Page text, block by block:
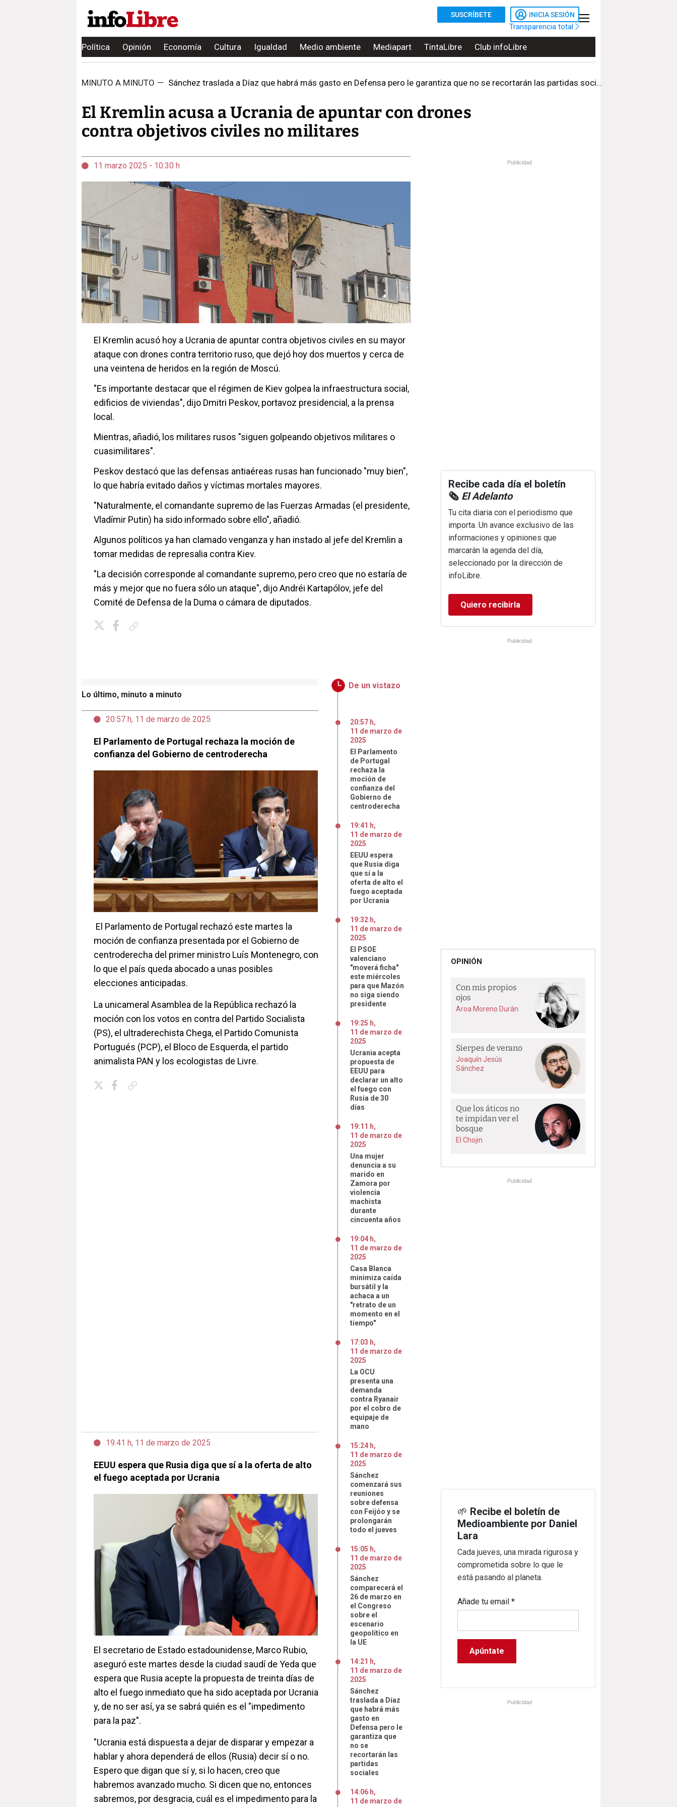
SUSCRÍBETE INICIA SESIÓN
Transparencia total
Política Opinión Economía Cultura Igualdad Medio ambiente Mediapart TintaLibre Club infoLibre
MINUTO A MINUTO — Sánchez traslada a Díaz que habrá más gasto en Defensa pero le garantiza que no se recortarán las partidas sociales
El Kremlin acusa a Ucrania de apuntar con drones
contra objetivos civiles no militares
11 marzo 2025 - 10:30 h
El Kremlin acusó hoy a Ucrania de apuntar contra objetivos civiles en su mayor
ataque con drones contra territorio ruso, que dejó hoy dos muertos y cerca de
una veintena de heridos en la región de Moscú.
"Es importante destacar que el régimen de Kiev golpea la infraestructura social,
edificios de viviendas", dijo Dmitri Peskov, portavoz presidencial, a la prensa
local.
Mientras, añadió, los militares rusos "siguen golpeando objetivos militares o
cuasimilitares".
Peskov destacó que las defensas antiaéreas rusas han funcionado "muy bien",
lo que habría evitado daños y víctimas mortales mayores.
"Naturalmente, el comandante supremo de las Fuerzas Armadas (el presidente,
Vladímir Putin) ha sido informado sobre ello", añadió.
Algunos políticos ya han clamado venganza y han instado al jefe del Kremlin a
tomar medidas de represalia contra Kiev.
"La decisión corresponde al comandante supremo, pero creo que no estaría de
más y mejor que no fuera sólo un ataque", dijo Andréi Kartapólov, jefe del
Comité de Defensa de la Duma o cámara de diputados.
Lo último, minuto a minuto
20:57 h, 11 de marzo de 2025
El Parlamento de Portugal rechaza la moción de
confianza del Gobierno de centroderecha
El Parlamento de Portugal rechazó este martes la
moción de confianza presentada por el Gobierno de
centroderecha del primer ministro Luís Montenegro, con
lo que el país queda abocado a unas posibles
elecciones anticipadas.
La unicameral Asamblea de la República rechazó la
moción con los votos en contra del Partido Socialista
(PS), el ultraderechista Chega, el Partido Comunista
Portugués (PCP), el Bloco de Esquerda, el partido
animalista PAN y los ecologistas de Livre.
19:41 h, 11 de marzo de 2025
EEUU espera que Rusia diga que sí a la oferta de alto
el fuego aceptada por Ucrania
El secretario de Estado estadounidense, Marco Rubio,
aseguró este martes desde la ciudad saudí de Yeda que
espera que Rusia acepte la propuesta de treinta días de
alto el fuego inmediato que ha sido aceptada por Ucrania
y, de no ser así, ya se sabrá quién es el "impedimento
para la paz".
"Ucrania está dispuesta a dejar de disparar y empezar a
hablar y ahora dependerá de ellos (Rusia) decir sí o no.
Espero que digan que sí y, si lo hacen, creo que
habremos avanzado mucho. Si dicen que no, entonces
sabremos, por desgracia, cuál es el impedimento para la
De un vistazo
20:57 h,
11 de marzo de
2025
El Parlamento
de Portugal
rechaza la
moción de
confianza del
Gobierno de
centroderecha
19:41 h,
11 de marzo de
2025
EEUU espera
que Rusia diga
que sí a la
oferta de alto el
fuego aceptada
por Ucrania
19:32 h,
11 de marzo de
2025
El PSOE
valenciano
"moverá ficha"
este miércoles
para que Mazón
no siga siendo
presidente
19:25 h,
11 de marzo de
2025
Ucrania acepta
propuesta de
EEUU para
declarar un alto
el fuego con
Rusia de 30
días
19:11 h,
11 de marzo de
2025
Una mujer
denuncia a su
marido en
Zamora por
violencia
machista
durante
cincuenta años
19:04 h,
11 de marzo de
2025
Casa Blanca
minimiza caída
bursátil y la
achaca a un
"retrato de un
momento en el
tiempo"
17:03 h,
11 de marzo de
2025
La OCU
presenta una
demanda
contra Ryanair
por el cobro de
equipaje de
mano
15:24 h,
11 de marzo de
2025
Sánchez
comenzará sus
reuniones
sobre defensa
con Feijóo y se
prolongarán
todo el jueves
15:05 h,
11 de marzo de
2025
Sánchez
comparecerá el
26 de marzo en
el Congreso
sobre el
escenario
geopolítico en
la UE
14:21 h,
11 de marzo de
2025
Sánchez
traslada a Díaz
que habrá más
gasto en
Defensa pero le
garantiza que
no se
recortarán las
partidas
sociales
14:06 h,
11 de marzo de
Publicidad
Recibe cada día el boletín
🗞️ El Adelanto
Tu cita diaria con el periodismo que
importa. Un avance exclusivo de las
informaciones y opiniones que
marcarán la agenda del día,
seleccionado por la dirección de
infoLibre.
Quiero recibirla
Publicidad
OPINIÓN
Con mis propios
ojos
Aroa Moreno Durán
Sierpes de verano
Joaquín Jesús
Sánchez
Que los áticos no
te impidan ver el
bosque
El Chojin
Publicidad
🌱 Recibe el boletín de
Medioambiente por Daniel
Lara
Cada jueves, una mirada rigurosa y
comprometida sobre lo que le
está pasando al planeta.
Añade tu email*
Publicidad